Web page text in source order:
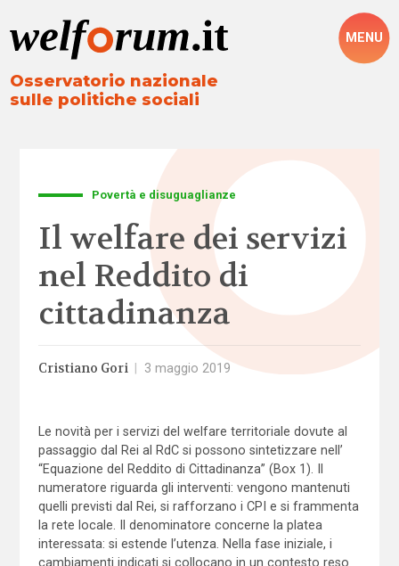
Osservatorio nazionale
sulle politiche sociali
MENU
Povertà e disuguaglianze
Il welfare dei servizi
nel Reddito di
cittadinanza
Cristiano Gori 3 maggio 2019
Le novità per i servizi del welfare territoriale dovute al
passaggio dal Rei al RdC si possono sintetizzare nell’
“Equazione del Reddito di Cittadinanza” (Box 1). Il
numeratore riguarda gli interventi: vengono mantenuti
quelli previsti dal Rei, si rafforzano i CPI e si frammenta
la rete locale. Il denominatore concerne la platea
interessata: si estende l’utenza. Nella fase iniziale, i
cambiamenti indicati si collocano in un contesto reso